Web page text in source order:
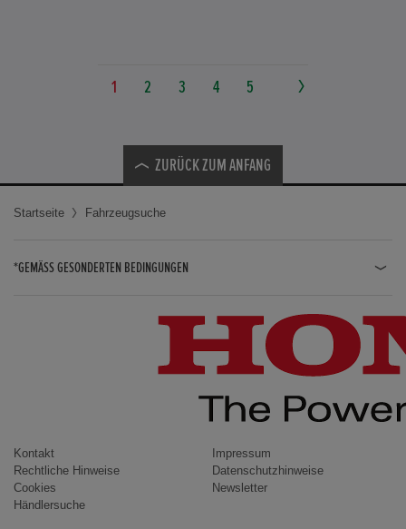
1 2 3 4 5
ZURÜCK ZUM ANFANG
Startseite Fahrzeugsuche
*GEMÄSS GESONDERTEN BEDINGUNGEN
CIVIC / CIVIC LIMOUSINE
INSIGHT
ACCORD
Kontakt
Impressum
Rechtliche Hinweise
Datenschutzhinweise
Cookies
Newsletter
Händlersuche